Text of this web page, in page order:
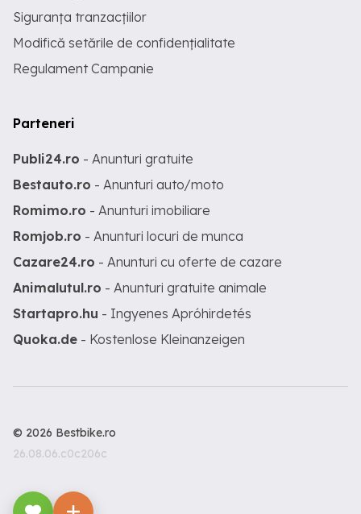
Siguranța tranzacțiilor
Modifică setările de confidențialitate
Regulament Campanie
Parteneri
Publi24.ro - Anunturi gratuite
Bestauto.ro - Anunturi auto/moto
Romimo.ro - Anunturi imobiliare
Romjob.ro - Anunturi locuri de munca
Cazare24.ro - Anunturi cu oferte de cazare
Animalutul.ro - Anunturi gratuite animale
Startapro.hu - Ingyenes Apróhirdetés
Quoka.de - Kostenlose Kleinanzeigen
© 2026 Bestbike.ro
26.08.06.c0c206c